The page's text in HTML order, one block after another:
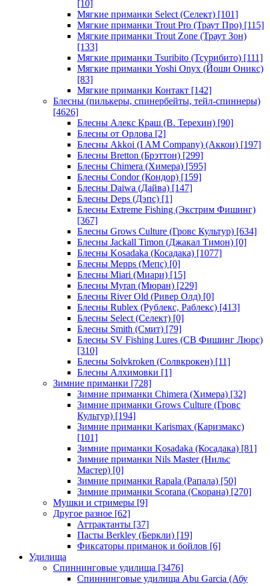
[10]
Мягкие приманки Select (Селект) [101]
Мягкие приманки Trout Pro (Траут Про) [115]
Мягкие приманки Trout Zone (Траут Зон)
[133]
Мягкие приманки Tsuribito (Тсурибито) [111]
Мягкие приманки Yoshi Onyx (Йоши Оникс)
[83]
Мягкие приманки Контакт [142]
Блесны (пилькеры, спинербейты, тейл-спиннеры)
[4626]
Блесны Алекс Краш (В. Терехин) [90]
Блесны от Орлова [2]
Блесны Akkoi (I AM Company) (Аккои) [197]
Блесны Bretton (Брэттон) [299]
Блесны Chimera (Химера) [595]
Блесны Condor (Кондор) [159]
Блесны Daiwa (Дайва) [147]
Блесны Deps (Дэпс) [1]
Блесны Extreme Fishing (Экстрим Фишинг)
[367]
Блесны Grows Culture (Гровс Культур) [634]
Блесны Jackall Timon (Джакал Тимон) [0]
Блесны Kosadaka (Косадака) [1077]
Блесны Mepps (Мепс) [0]
Блесны Miari (Миари) [15]
Блесны Myran (Мюран) [229]
Блесны River Old (Ривер Олд) [0]
Блесны Rublex (Рублекс, Раблекс) [413]
Блесны Select (Селект) [0]
Блесны Smith (Смит) [79]
Блесны SV Fishing Lures (СВ Фишинг Люрс)
[310]
Блесны Solvkroken (Солвкрокен) [11]
Блесны Алхимовки [1]
Зимние приманки [728]
Зимние приманки Chimera (Химера) [32]
Зимние приманки Grows Culture (Гровс
Культур) [194]
Зимние приманки Karismax (Каризмакс)
[101]
Зимние приманки Kosadaka (Косадака) [81]
Зимние приманки Nils Master (Нильс
Мастер) [0]
Зимние приманки Rapala (Рапала) [50]
Зимние приманки Scorana (Скорана) [270]
Мушки и стримеры [9]
Другое разное [62]
Аттрактанты [37]
Пасты Berkley (Беркли) [19]
Фиксаторы приманок и бойлов [6]
Удилища
Спиннинговые удилища [3476]
Спиннинговые удилища Abu Garcia (Абу